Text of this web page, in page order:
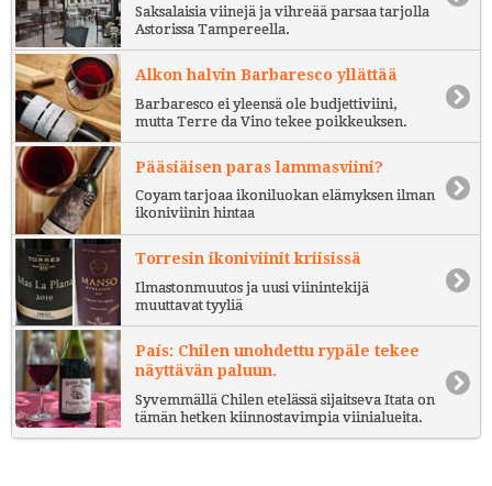
Saksalaisia viinejä ja vihreää parsaa tarjolla
Astorissa Tampereella.
Alkon halvin Barbaresco yllättää
Barbaresco ei yleensä ole budjettiviini,
mutta Terre da Vino tekee poikkeuksen.
Pääsiäisen paras lammasviini?
Coyam tarjoaa ikoniluokan elämyksen ilman
ikoniviinin hintaa
Torresin ikoniviinit kriisissä
Ilmastonmuutos ja uusi viinintekijä
muuttavat tyyliä
País: Chilen unohdettu rypäle tekee
näyttävän paluun.
Syvemmällä Chilen etelässä sijaitseva Itata on
tämän hetken kiinnostavimpia viinialueita.